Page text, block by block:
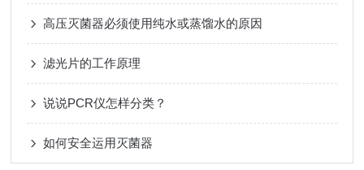
高压灭菌器必须使用纯水或蒸馏水的原因
滤光片的工作原理
说说PCR仪怎样分类？
如何安全运用灭菌器